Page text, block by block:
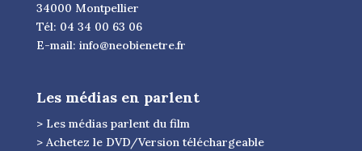
34000 Montpellier
Tél: 04 34 00 63 06
E-mail: info@neobienetre.fr
Les médias en parlent
> Les médias parlent du film
> Achetez le DVD/Version téléchargeable